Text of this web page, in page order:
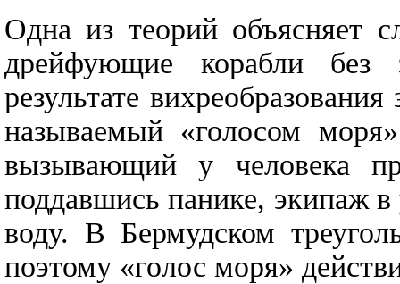
Одна из теорий объясняет
дрейфующие корабли
результате
называемый «голосом
вызывающий у человека
поддавшись панике, экипаж в
воду. В Бермудском
поэтому «голос моря»